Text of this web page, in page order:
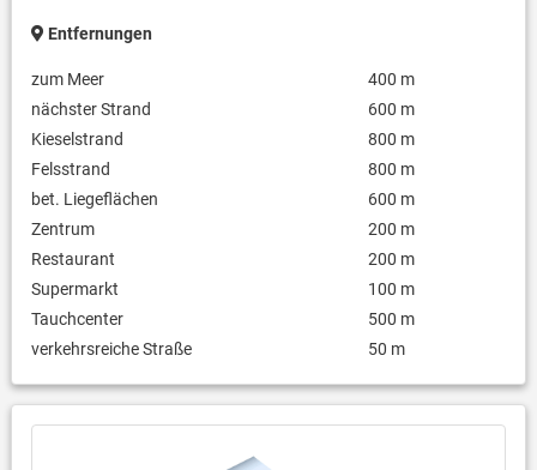
Entfernungen
zum Meer
400 m
nächster Strand
600 m
Kieselstrand
800 m
Felsstrand
800 m
bet. Liegeflächen
600 m
Zentrum
200 m
Restaurant
200 m
Supermarkt
100 m
Tauchcenter
500 m
verkehrsreiche Straße
50 m